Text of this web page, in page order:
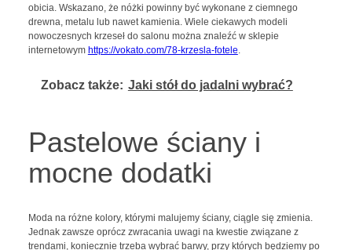
obicia. Wskazano, że nóżki powinny być wykonane z ciemnego
drewna, metalu lub nawet kamienia. Wiele ciekawych modeli
nowoczesnych krzeseł do salonu można znaleźć w sklepie
internetowym https://vokato.com/78-krzesla-fotele.
Zobacz także: Jaki stół do jadalni wybrać?
Pastelowe ściany i
mocne dodatki
Moda na różne kolory, którymi malujemy ściany, ciągle się zmienia.
Jednak zawsze oprócz zwracania uwagi na kwestie związane z
trendami, koniecznie trzeba wybrać barwy, przy których będziemy po